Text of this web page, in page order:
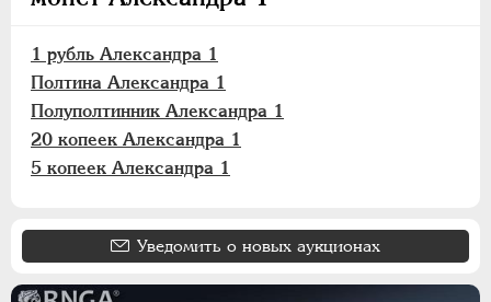
1 рубль Александра 1
Полтина Александра 1
Полуполтинник Александра 1
20 копеек Александра 1
5 копеек Александра 1
Уведомить о новых аукционах